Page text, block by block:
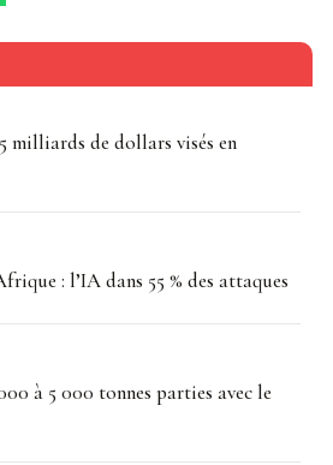
milliards de dollars visés en
: l’IA dans 55 % des attaques
à 5 000 tonnes parties avec le